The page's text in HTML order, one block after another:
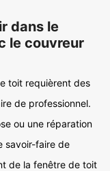
dans le
le couvreur
toit requièrent des
de professionnel.
ou une réparation
savoir-faire de
de la fenêtre de toit